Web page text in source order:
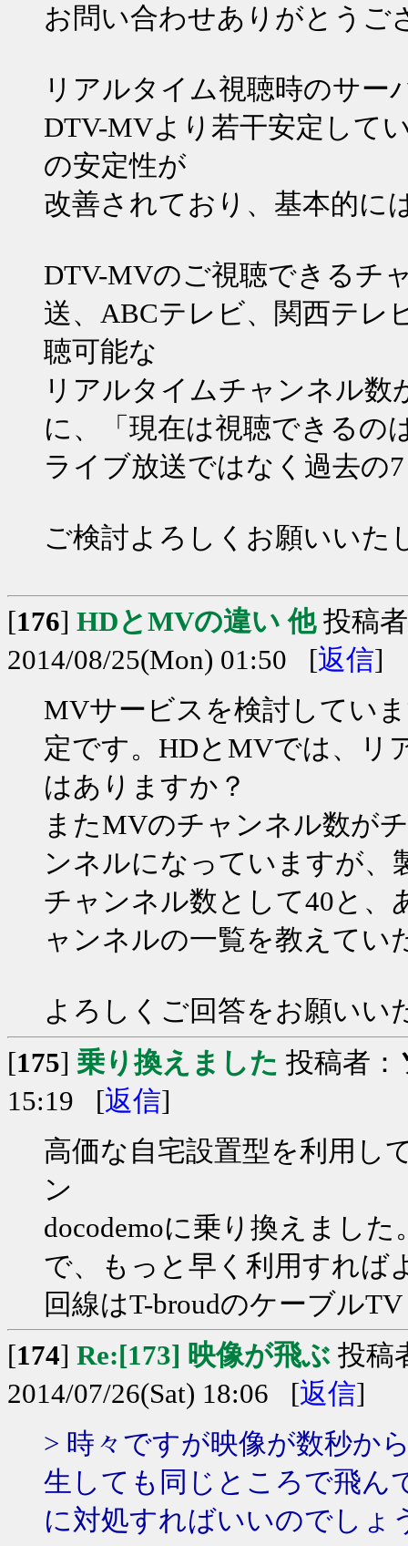
お問い合わせありがとうご
リアルタイム視聴時のサー
DTV-MVより若干安定して
の安定性が
改善されており、基本的に
DTV-MVのご視聴できるチ
送、ABCテレビ、関西テレ
聴可能な
リアルタイムチャンネル数
に、「現在は視聴できるの
ライブ放送ではなく過去の
ご検討よろしくお願いいた
[176] HDとMVの違い 他投稿
2014/08/25(Mon) 01:50 [返信]
MVサービスを検討してい
定です。HDとMVでは、リ
はありますか？
またMVのチャンネル数が
ンネルになっていますが、
チャンネル数として40と、
ャンネルの一覧を教えてい
よろしくご回答をお願いい
[175] 乗り換えました 投稿者：
15:19 [返信]
高価な自宅設置型を利用し
ン
docodemoに乗り換えまし
で、もっと早く利用すれば
回線はT-broudのケーブルTV
[174] Re:[173] 映像が飛ぶ 投稿
2014/07/26(Sat) 18:06 [返信]
> 時々ですが映像が数秒か
生しても同じところで飛ん
に対処すればいいのでしょ